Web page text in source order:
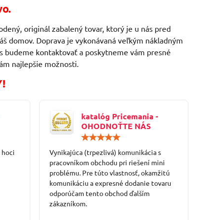
originál zabalený tovar, ktorý je u nás pred
domov. Doprava je vykonávaná veľkým nákladným
kontaktovať a poskytneme vám presné
najlepšie možnosti.
hoci
katalóg Pricemania -
OHODNOŤTE NÁS
/
5
Vynikajúca (trpezlivá) komunikácia s
pracovníkom obchodu pri riešení mini
problému. Pre túto vlastnosť, okamžitú
komunikáciu a expresné dodanie tovaru
odporúčam tento obchod ďalším
zákazníkom.